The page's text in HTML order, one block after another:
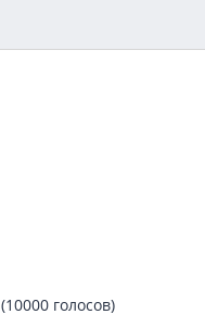
10000 голосов)